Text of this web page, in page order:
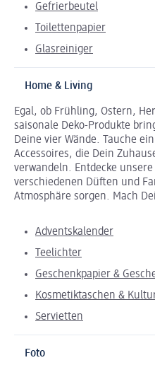
Gefrierbeutel
Toilettenpapier
Glasreiniger
Home & Living
Egal, ob Frühling, Ostern,
saisonale Deko-Produkte
Deine vier Wände. Tauche
Accessoires, die Dein
verwandeln. Entdecke
verschiedenen Düften und
Atmosphäre sorgen. Mach
Adventskalender
Teelichter
Geschenkpapier &
Kosmetiktaschen &
Servietten
Foto